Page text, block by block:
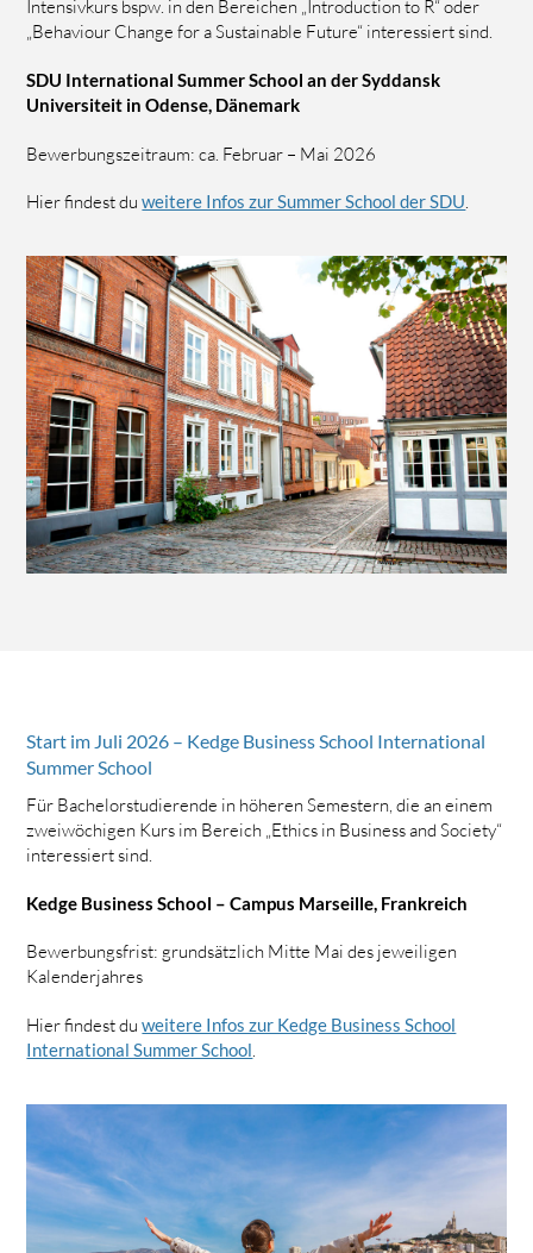
Intensivkurs bspw. in den Bereichen „Introduction to R“ oder
„Behaviour Change for a Sustainable Future“ interessiert sind.
SDU International Summer School an der Syddansk
Universiteit in Odense, Dänemark
Bewerbungszeitraum: ca. Februar – Mai 2026
Hier findest duweitere Infos zur Summer School der SDU.
Start im Juli 2026 – Kedge Business School International
Summer School
Für Bachelorstudierende in höheren Semestern, die an einem
zweiwöchigen Kurs im Bereich „Ethics in Business and Society“
interessiert sind.
Kedge Business School – Campus Marseille, Frankreich
Bewerbungsfrist: grundsätzlich Mitte Mai des jeweiligen
Kalenderjahres
Hier findest duweitere Infos zur Kedge Business School
International Summer School.